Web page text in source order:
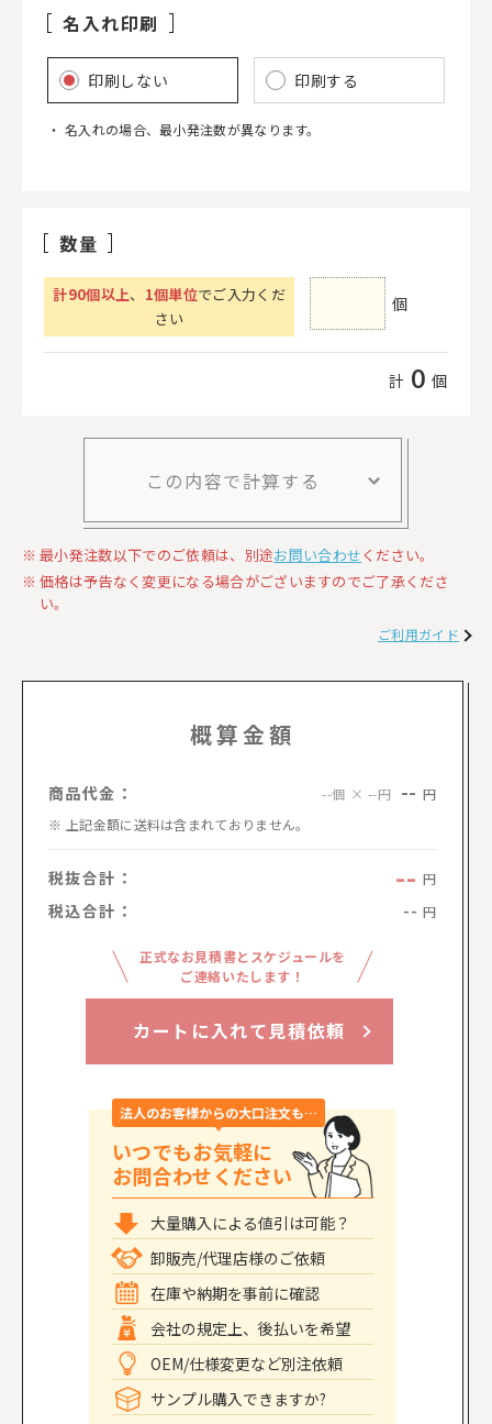
名入れ印刷
印刷しない 印刷する
名入れの場合、最小発注数が異なります。
数量
計90個以上、 1個単位でご入力くだ
さい
個
計 0 個
この内容で計算する
最小発注数以下でのご依頼は、別途お問い合わせください。
価格は予告なく変更になる場合がございますのでご了承くださ
い。
ご利用ガイド
概算金額
商品代金： --個 × --円 -- 円
上記金額に送料は含まれておりません。
税抜合計： -- 円
税込合計： -- 円
正式なお見積書とスケジュールを
ご連絡いたします！
カートに入れて見積依頼
法人のお客様からの大口注文も…
いつでもお気軽に
お問合わせください
大量購入による値引は可能？
卸販売/代理店様のご依頼
在庫や納期を事前に確認
会社の規定上、後払いを希望
OEM/仕様変更など別注依頼
サンプル購入できますか?